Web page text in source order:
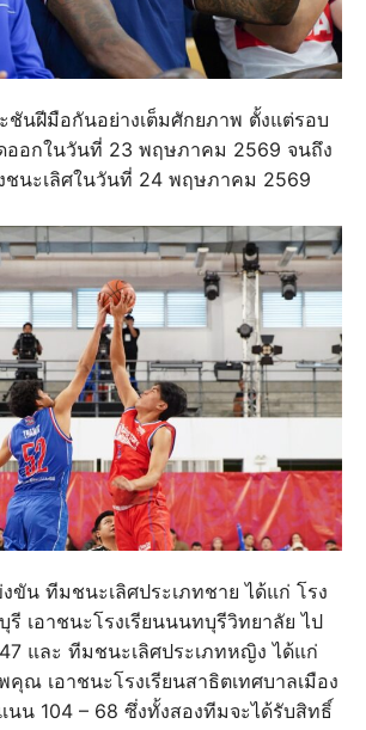
นฝีมือกันอย่างเต็มศักยภาพ ตั้งแต่รอบ
ออกในวันที่ 23 พฤษภาคม 2569 จนถึง
ชนะเลิศในวันที่ 24 พฤษภาคม 2569
ขัน ทีมชนะเลิศประเภทชาย ได้แก่ โรง
เอาชนะโรงเรียนนนทบุรีวิทยาลัย ไป
และ ทีมชนะเลิศประเภทหญิง ได้แก่
คุณ เอาชนะโรงเรียนสาธิตเทศบาลเมือง
นน 104 – 68 ซึ่งทั้งสองทีมจะได้รับสิทธิ์